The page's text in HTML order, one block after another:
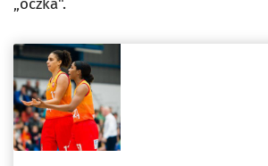
„oczka".